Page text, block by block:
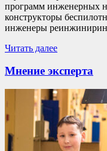
программ инженерных
конструкторы
инженеры
Читать далее
Мнение эксперта